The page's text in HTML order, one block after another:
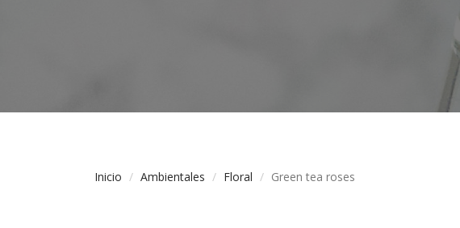
Inicio Ambientales Floral Green tea roses